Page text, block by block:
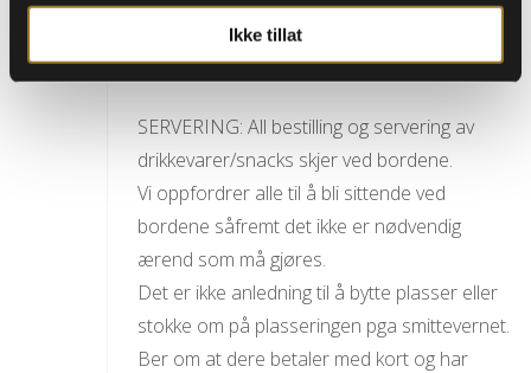
Ikke tillat
meg en mail på dette senest 3 dager i
forveien, så skal jeg prøve å få tilrettelagt.
SERVERING: All bestilling og servering av
drikkevarer/snacks skjer ved bordene.
Vi oppfordrer alle til å bli sittende ved
bordene såfremt det ikke er nødvendig
ærend som må gjøres.
Det er ikke anledning til å bytte plasser eller
stokke om på plasseringen pga smittevernet.
Ber om at dere betaler med kort og har